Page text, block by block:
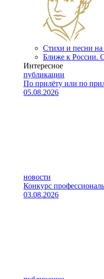
Стихи и песни на
Ближе к России.
Интересное
публикации
По прилёту или по
05.08.2026
новости
Конкурс
03.08.2026